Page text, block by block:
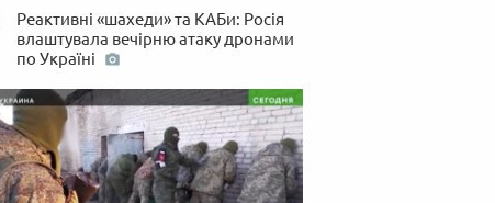
Реактивні «шахеди» та КАБи: Росія
влаштувала вечірню атаку дронами
по Україні